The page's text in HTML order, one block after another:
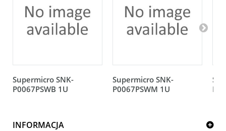
Supermicro SNK-
P0067PSWB 1U
Supermicro SNK-
P0067PSWM 1U
INFORMACJA